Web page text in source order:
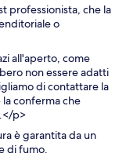
professionista, che la
o
all'aperto, come
non essere adatti
di contattare la
conferma che
p>
è garantita da un
di fumo.